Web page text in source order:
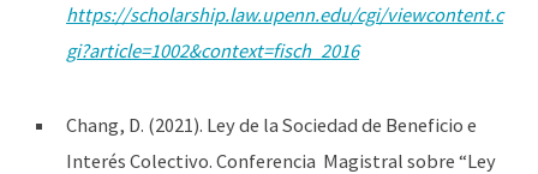
https://scholarship.law.upenn.edu/cgi/viewcontent.c
gi?article=1002&context=fisch_2016
Chang, D. (2021). Ley de la Sociedad de Beneficio e
Interés Colectivo. Conferencia Magistral sobre “Ley